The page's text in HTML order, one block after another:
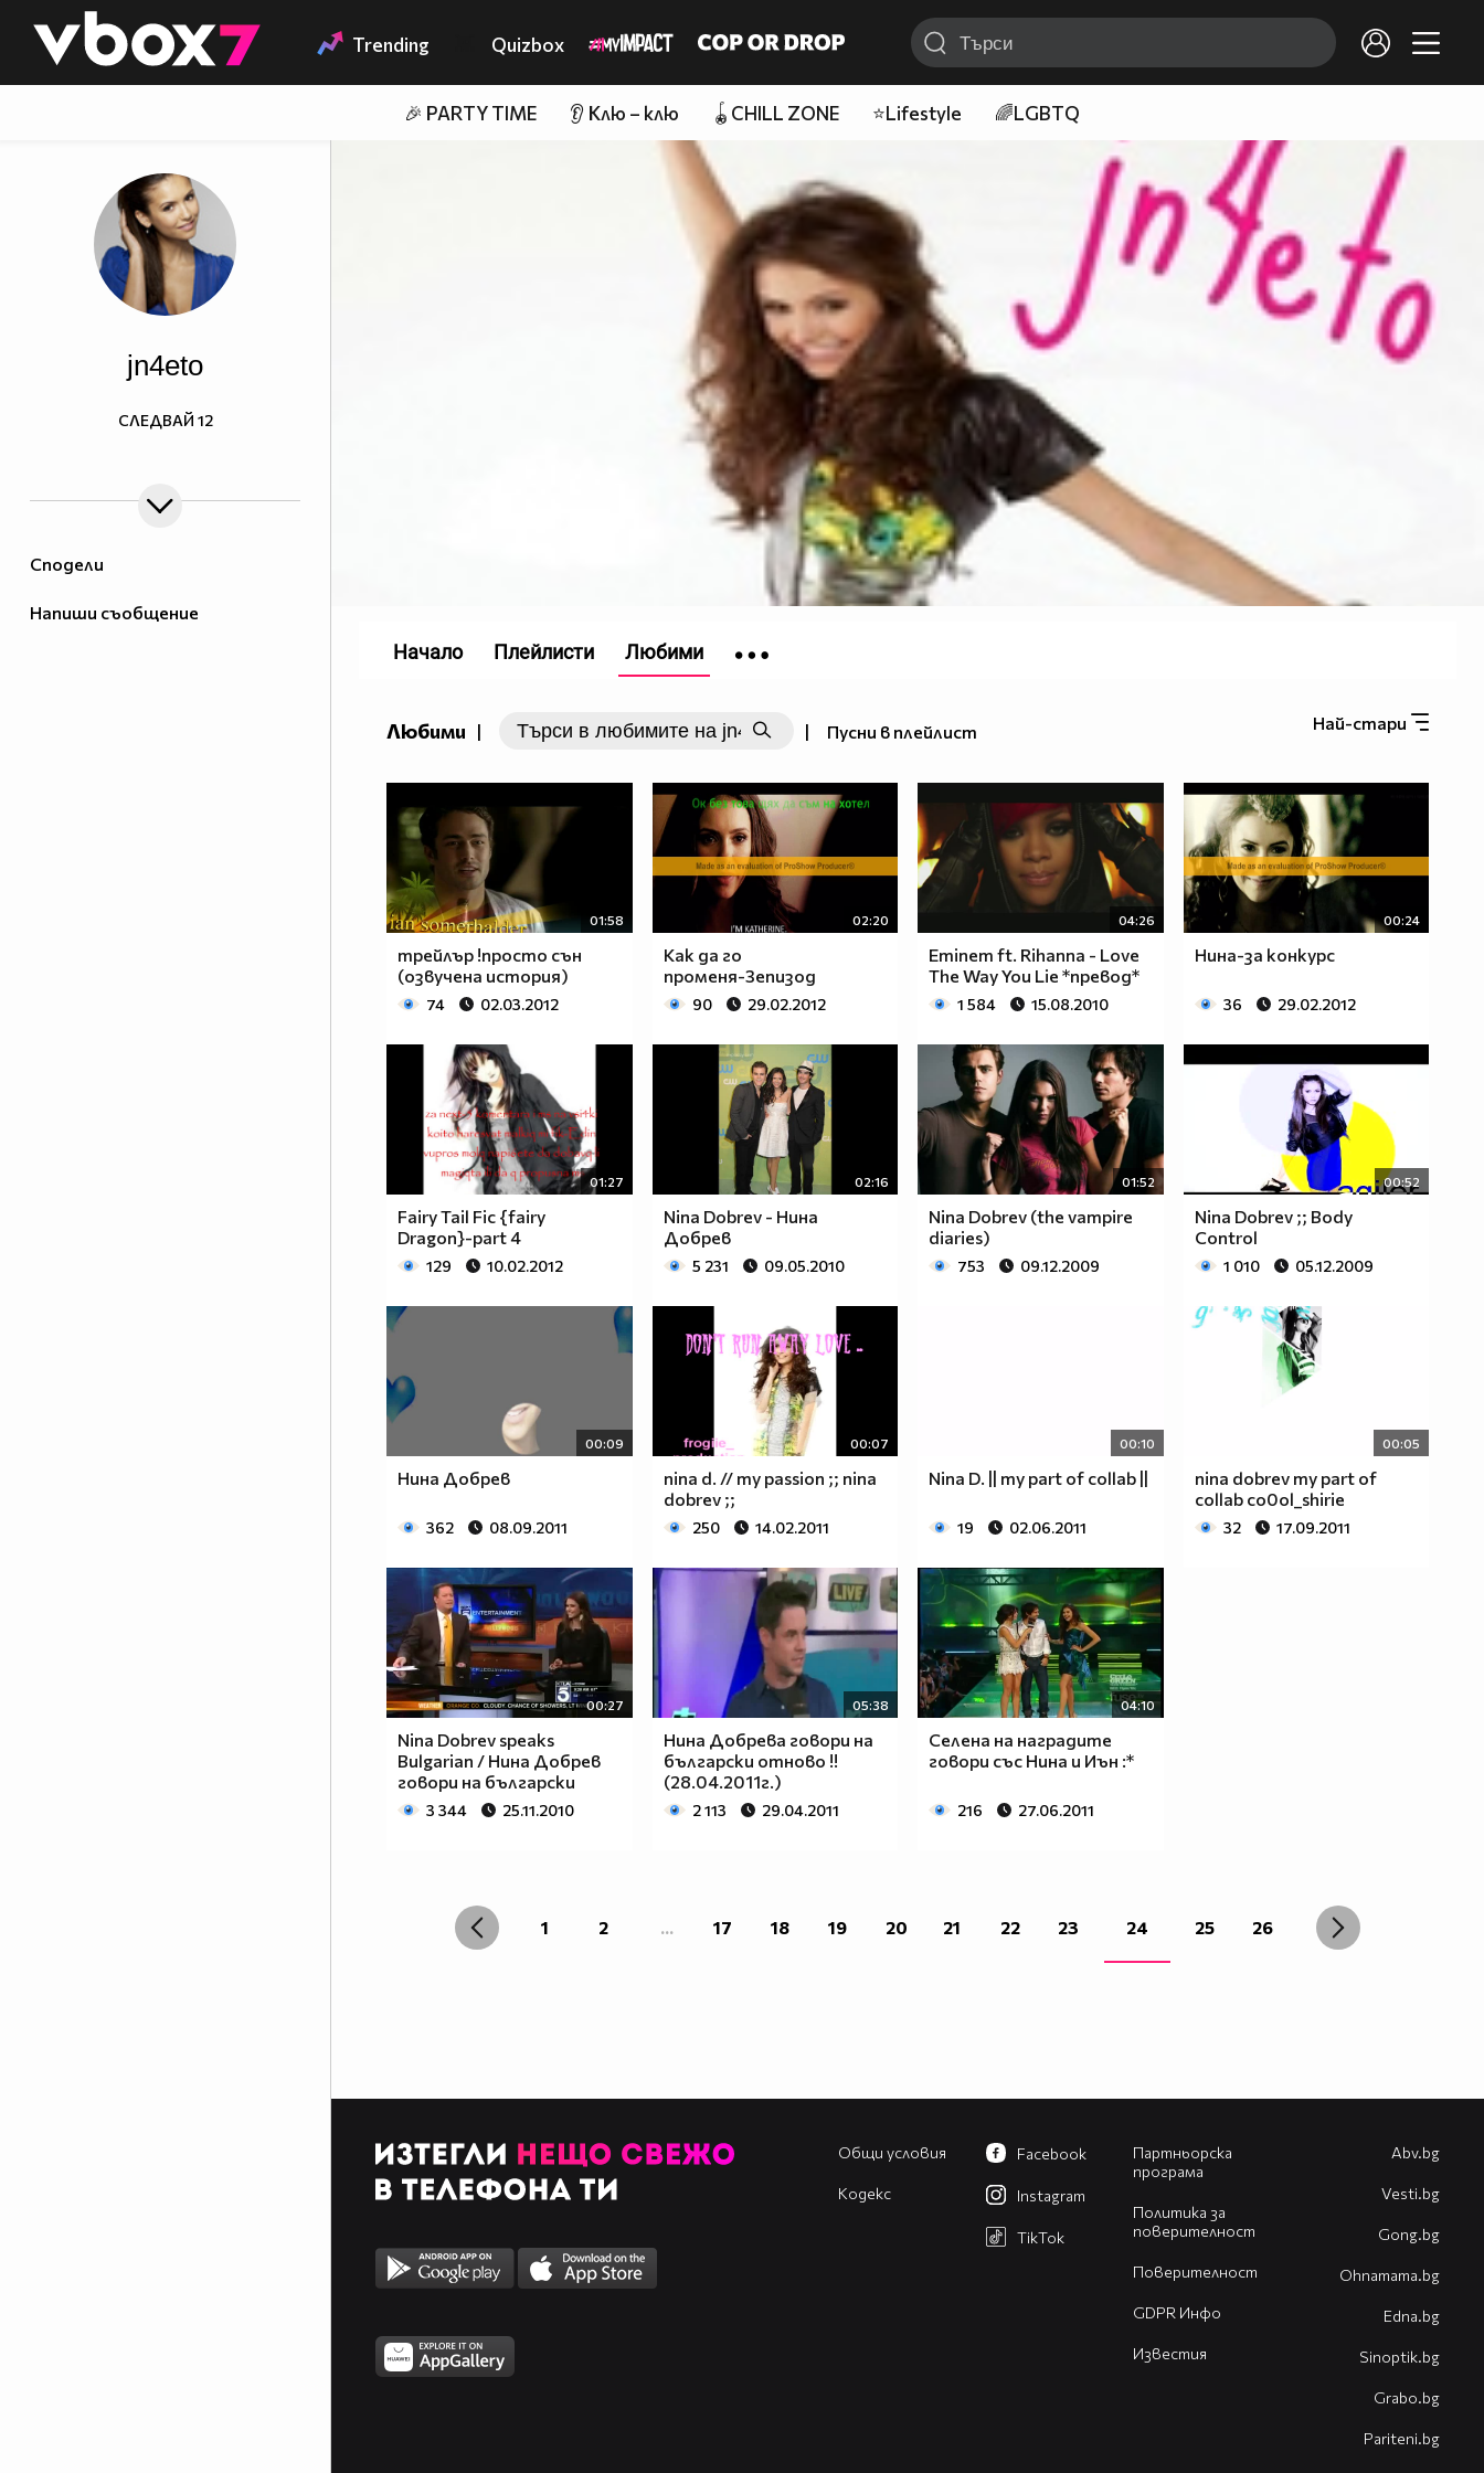
👾 Trending Quizbox
🎉 PARTY TIME 👂 Клю – клю 🪀CHILL ZONE ⭐Lifestyle 🌈LGBTQ
Сподели
Напиши съобщение
jn4eto
СЛЕДВАЙ 12
Любими | | Пусни в плейлист Най-стари
01:58
трейлър !просто сън
(озвучена история)
74 02.03.2012
02:20
Как да го
променя-3епизод
90 29.02.2012
04:26
Eminem ft. Rihanna - Love
The Way You Lie *превод*
1 584 15.08.2010
00:24
Нина-за конкурс
36 29.02.2012
01:27
Fairy Tail Fic {fairy
Dragon}-part 4
129 10.02.2012
02:16
Nina Dobrev - Нина
Добрев
5 231 09.05.2010
01:52
Nina Dobrev (the vampire
diaries)
753 09.12.2009
00:52
Nina Dobrev ;; Body
Control
1 010 05.12.2009
00:09
Нина Добрев
362 08.09.2011
00:07
nina d. // my passion ;; nina
dobrev ;;
250 14.02.2011
00:10
Nina D. || my part of collab ||
19 02.06.2011
00:05
nina dobrev my part of
collab co0ol_shirie
32 17.09.2011
00:27
Nina Dobrev speaks
Bulgarian / Нина Добрев
говори на български
3 344 25.11.2010
05:38
Нина Добрева говори на
български отново !!
(28.04.2011г.)
2 113 29.04.2011
04:10
Селена на наградите
говори със Нина и Иън :*
216 27.06.2011
1 2 ... 17 18 19 20 21 22 23 24 25 26
Начало Плейлисти Любими
Общи условия
Кодекс
Партньорска
програма
Политика за
поверителност
Поверителност
GDPR Инфо
Известия
Facebook
Instagram
TikTok
Abv.bg
Vesti.bg
Gong.bg
Оhnamama.bg
Edna.bg
Sinoptik.bg
Grabo.bg
Pariteni.bg